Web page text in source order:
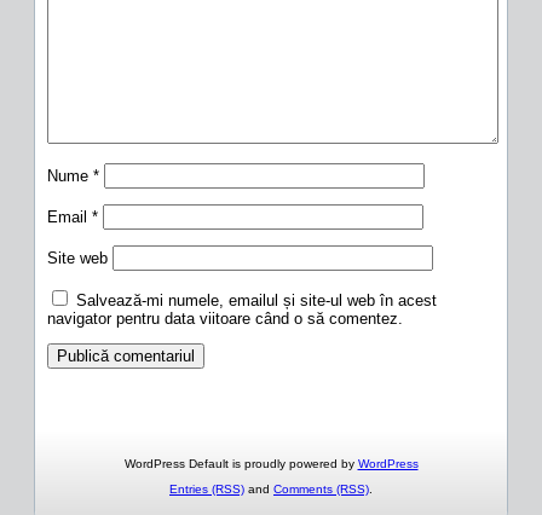
Nume *
Email *
Site web
Salvează-mi numele, emailul și site-ul web în acest
navigator pentru data viitoare când o să comentez.
WordPress Default is proudly powered by WordPress
Entries (RSS) and Comments (RSS)